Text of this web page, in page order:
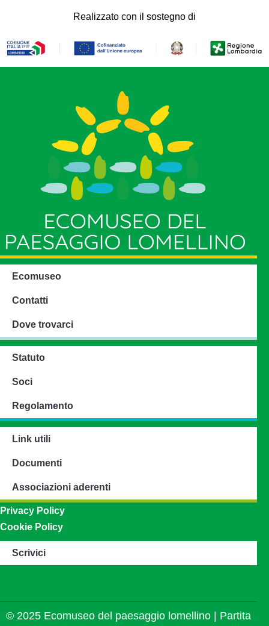
Realizzato con il sostegno di
Ecomuseo
Contatti
Dove trovarci
Statuto
Soci
Regolamento
Link utili
Documenti
Associazioni aderenti
Privacy Policy
Cookie Policy
Scrivici
© 2025 Ecomuseo del paesaggio lomellino | Partita